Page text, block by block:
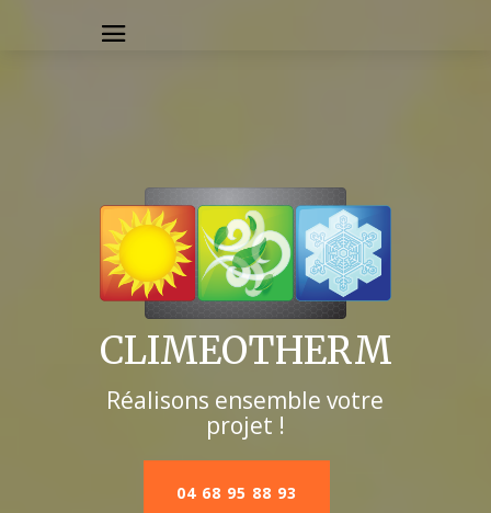
CLIMEOTHERM
Réalisons ensemble votre
projet !
04 68 95 88 93